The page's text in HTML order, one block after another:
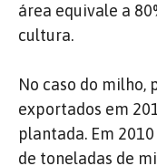
área equivale a
cultura.
No caso do milho,
exportados em
plantada. Em
de toneladas de